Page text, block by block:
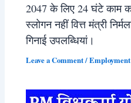
2047 के लिए 24 घंटे काम
स्लोगन नहीं वित्त मंत्री
गिनाई उपलब्धियां।
Leave a Comment/